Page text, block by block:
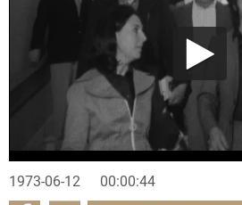
1973-06-12 00:00:44